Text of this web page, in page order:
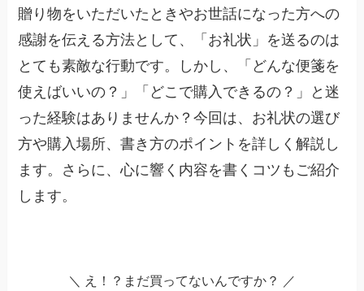
贈り物をいただいたときやお世話になった方への
感謝を伝える方法として、「お礼状」を送るのは
とても素敵な行動です。しかし、「どんな便箋を
使えばいいの？」「どこで購入できるの？」と迷
った経験はありませんか？今回は、お礼状の選び
方や購入場所、書き方のポイントを詳しく解説し
ます。さらに、心に響く内容を書くコツもご紹介
します。
＼ え！？まだ買ってないんですか？ ／